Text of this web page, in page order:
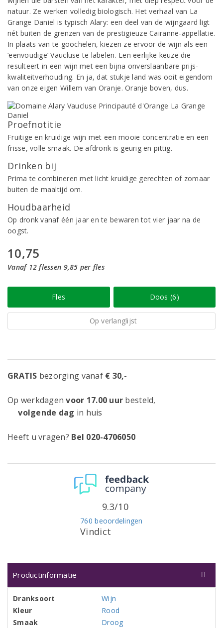
natuur. Ze werken volledig biologisch. Het verhaal van La
Grange Daniel is typisch Alary: een deel van de wijngaard ligt
nét buiten de grenzen van de prestigieuze Cairanne-appellatie.
In plaats van te goochelen, kiezen ze ervoor de wijn als een
‘eenvoudige’ Vaucluse te labelen. Een eerlijke keuze die
resulteert in een wijn met een bijna onverslaanbare prijs-
kwaliteitverhouding. En ja, dat stukje land was ooit eigendom
van onze eigen Willem van Oranje. Oranje boven, dus.
Proefnotitie
Fruitige en kruidige wijn met een mooie concentratie en een
frisse, volle smaak. De afdronk is geurig en pittig.
Drinken bij
Prima te combineren met licht kruidige gerechten of zomaar
buiten de maaltijd om.
Houdbaarheid
Op dronk vanaf één jaar en te bewaren tot vier jaar na de
oogst.
10,75
Vanaf 12 flessen 9,85 per fles
Fles Doos (6)
Op verlanglijst
GRATIS bezorging vanaf € 30,-
Op werkdagenvoor 17.00 uur besteld,
volgende dag in huis
Heeft u vragen? Bel 020-4706050
Vindict
760 beoordelingen
9.3/10
Productinformatie
Dranksoort
Wijn
Kleur
Rood
Smaak
Droog